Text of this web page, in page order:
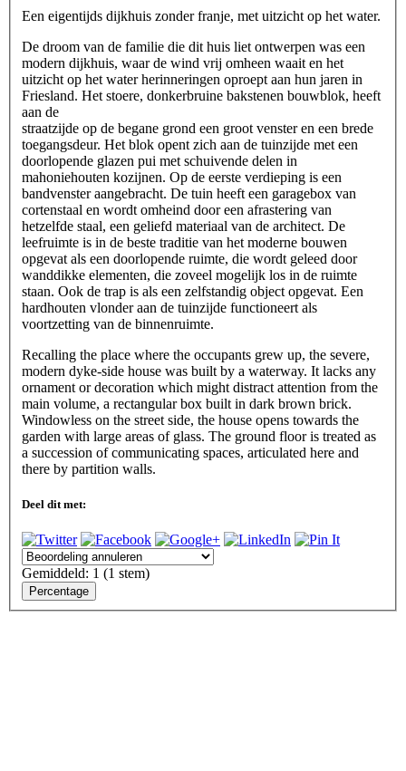
Een eigentijds dijkhuis zonder franje, met uitzicht op het water.
De droom van de familie die dit huis liet ontwerpen was een
modern dijkhuis, waar de wind vrij omheen waait en het
uitzicht op het water herinneringen oproept aan hun jaren in
Friesland. Het stoere, donkerbruine bakstenen bouwblok, heeft
aan de
straatzijde op de begane grond een groot venster en een brede
toegangsdeur. Het blok opent zich aan de tuinzijde met een
doorlopende glazen pui met schuivende delen in
mahoniehouten kozijnen. Op de eerste verdieping is een
bandvenster aangebracht. De tuin heeft een garagebox van
cortenstaal en wordt omheind door een afrastering van
hetzelfde staal, een geliefd materiaal van de architect. De
leefruimte is in de beste traditie van het moderne bouwen
opgevat als een doorlopende ruimte, die wordt geleed door
wanddikke elementen, die zoveel mogelijk los in de ruimte
staan. Ook de trap is als een zelfstandig object opgevat. Een
hardhouten vlonder aan de tuinzijde functioneert als
voortzetting van de binnenruimte.
Recalling the place where the occupants grew up, the severe,
modern dyke-side house was built by a waterway. It lacks any
ornament or decoration which might distract attention from the
main volume, a rectangular box built in dark brown brick.
Windowless on the street side, the house opens towards the
garden with large areas of glass. The ground floor is treated as
a succession of communicating spaces, articulated here and
there by partition walls.
Deel dit met:
Gemiddeld: 1 (1 stem)